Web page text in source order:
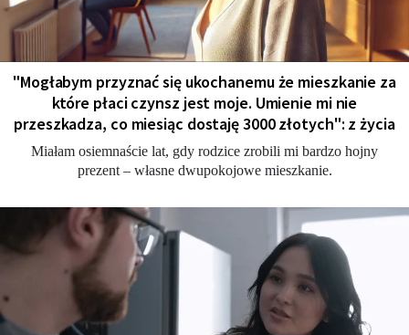
"Мogłabym przyznać się ukochanemu że mieszkanie za
które płaci czynsz jest moje. Umienie mi nie
przeszkadza, co miesiąc dostaję 3000 złotych": z życia
Miałam osiemnaście lat, gdy rodzice zrobili mi bardzo hojny
prezent – własne dwupokojowe mieszkanie.